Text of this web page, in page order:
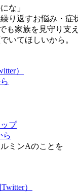
な」
り返すお悩み・症
も家族を見守り支
いてほしいから。
）
プ
ら
ミンAのことを
）